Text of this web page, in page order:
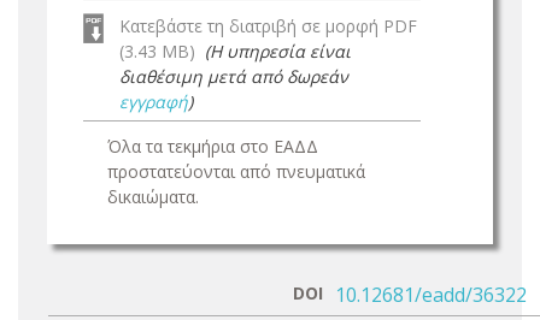
Κατεβάστε τη διατριβή σε μορφή PDF
(3.43 MB) (Η υπηρεσία είναι
διαθέσιμη μετά από δωρεάν
εγγραφή)
Όλα τα τεκμήρια στο ΕΑΔΔ
προστατεύονται από πνευματικά
δικαιώματα.
DOI 10.12681/eadd/36322